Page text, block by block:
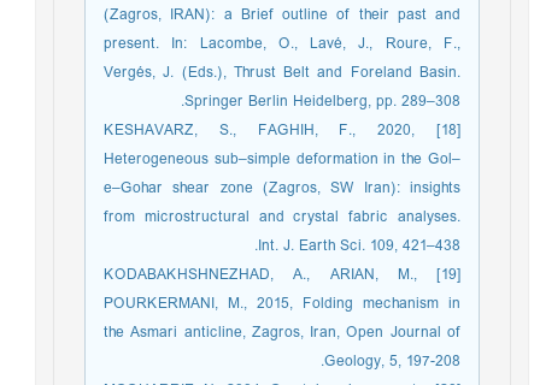
(Zagros, IRAN): a Brief outline of their past and
present. In: Lacombe, O., Lavé, J., Roure, F.,
Vergés, J. (Eds.), Thrust Belt and Foreland Basin.
Springer Berlin Heidelberg, pp. 289–308.
[18] KESHAVARZ, S., FAGHIH, F., 2020,
Heterogeneous sub–simple deformation in the Gol–
e–Gohar shear zone (Zagros, SW Iran): insights
from microstructural and crystal fabric analyses.
Int. J. Earth Sci. 109, 421–438.
[19] KODABAKHSHNEZHAD, A., ARIAN, M.,
POURKERMANI, M., 2015, Folding mechanism in
the Asmari anticline, Zagros, Iran, Open Journal of
Geology, 5, 197-208.